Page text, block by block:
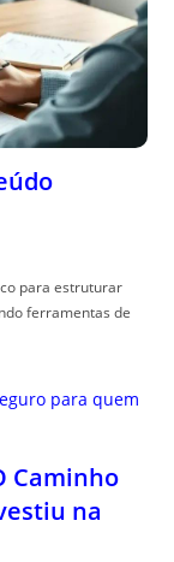
para estruturar
ferramentas de
Caminho
na